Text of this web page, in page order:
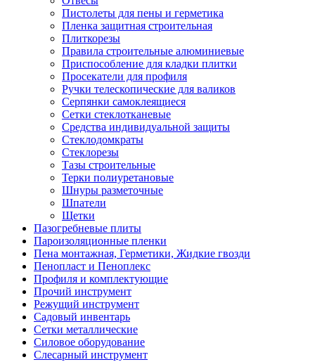
Пистолеты для пены и герметика
Пленка защитная строительная
Плиткорезы
Правила строительные алюминиевые
Приспособление для кладки плитки
Просекатели для профиля
Ручки телескопические для валиков
Серпянки самоклеящиеся
Сетки стеклотканевые
Средства индивидуальной защиты
Стеклодомкраты
Стеклорезы
Тазы строительные
Терки полиуретановые
Шнуры разметочные
Шпатели
Щетки
Пазогребневые плиты
Пароизоляционные пленки
Пена монтажная, Герметики, Жидкие гвозди
Пенопласт и Пеноплекс
Профиля и комплектующие
Прочий инструмент
Режущий инструмент
Садовый инвентарь
Сетки металлические
Силовое оборудование
Слесарный инструмент